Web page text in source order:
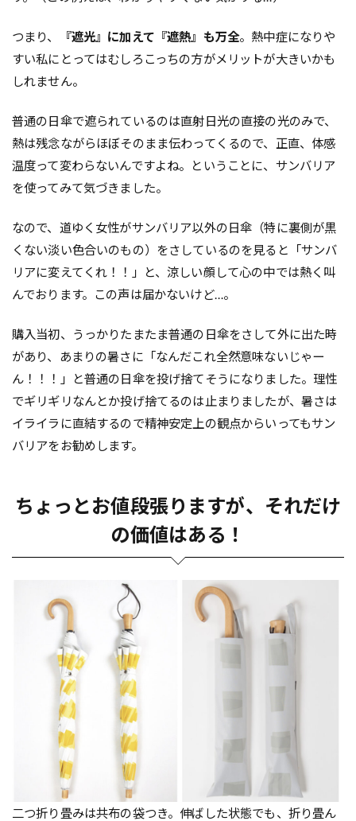
つまり、 『遮光』に加えて『遮熱』も万全。熱中症になりや
すい私にとってはむしろこっちの方がメリットが大きいかも
しれません。
普通の日傘で遮られているのは直射日光の直接の光のみで、
熱は残念ながらほぼそのまま伝わってくるので、正直、体感
温度って変わらないんですよね。ということに、サンバリア
を使ってみて気づきました。
なので、道ゆく女性がサンバリア以外の日傘（特に裏側が黒
くない淡い色合いのもの）をさしているのを見ると「サンバ
リアに変えてくれ！！」と、涼しい顔して心の中では熱く叫
んでおります。この声は届かないけど…。
購入当初、うっかりたまたま普通の日傘をさして外に出た時
があり、あまりの暑さに「なんだこれ全然意味ないじゃー
ん！！！」と普通の日傘を投げ捨てそうになりました。理性
でギリギリなんとか投げ捨てるのは止まりましたが、暑さは
イライラに直結するので精神安定上の観点からいってもサン
バリアをお勧めします。
ちょっとお値段張りますが、それだけ
の価値はある！
二つ折り畳みは共布の袋つき。伸ばした状態でも、折り畳ん